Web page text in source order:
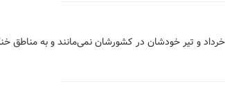
و تیر خودشان در کشورشان نمی‌مانند و به مناطق